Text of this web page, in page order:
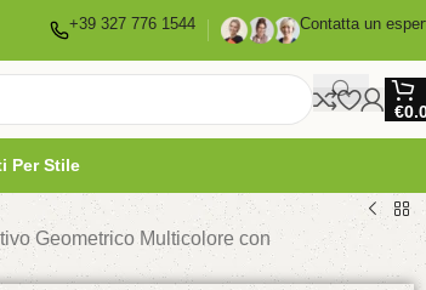
+39 327 776 1544 Contatta un
€
Per Stile
Geometrico Multicolore con